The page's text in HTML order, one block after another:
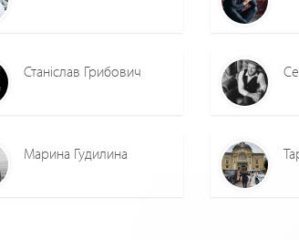
Станіслав Грибович
Марина Гудилина